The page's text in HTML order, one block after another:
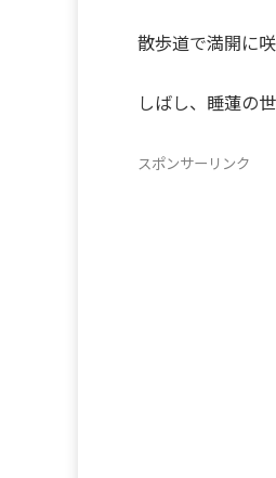
散歩道で満開に
しばし、睡蓮の
スポンサーリンク